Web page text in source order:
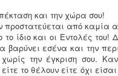
και την χώρα σου!
από καμία
ίδιο και οι Εντολές
εσένα και την
την έγκριση σου.
το θέλουν είτε όχι είσαι